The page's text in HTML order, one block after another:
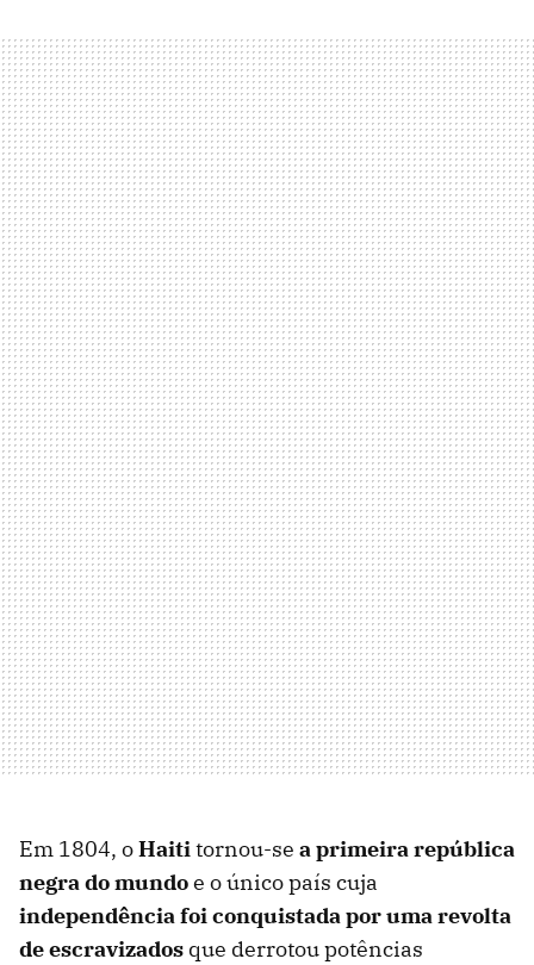
Em 1804, oHaititornou-se a primeira república
negra do mundoe o único país cuja
independênciafoi conquistada por uma revolta
de escravizados que derrotou potências